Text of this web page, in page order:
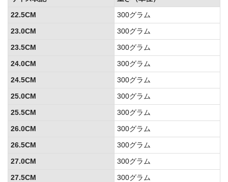
22.5CM
300グラム
23.0CM
300グラム
23.5CM
300グラム
24.0CM
300グラム
24.5CM
300グラム
25.0CM
300グラム
25.5CM
300グラム
26.0CM
300グラム
26.5CM
300グラム
27.0CM
300グラム
27.5CM
300グラム